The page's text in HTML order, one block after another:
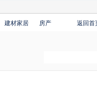
建材家居 房产 返回首